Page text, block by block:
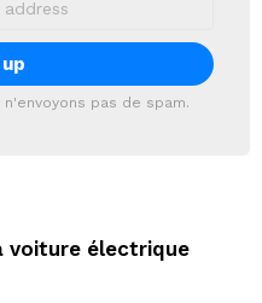
pas de spam.
voiture électrique